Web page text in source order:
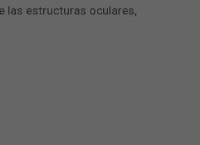
las estructuras oculares,